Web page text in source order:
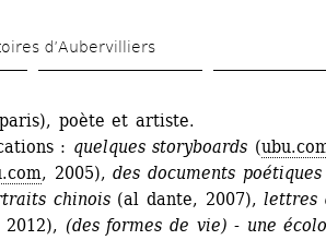
d’Aubervilliers
poète et artiste.
: quelques storyboards (
, 2005), des documents poétiques
chinois(al dante, 2007), lettres
2012), (des formes de vie) - une